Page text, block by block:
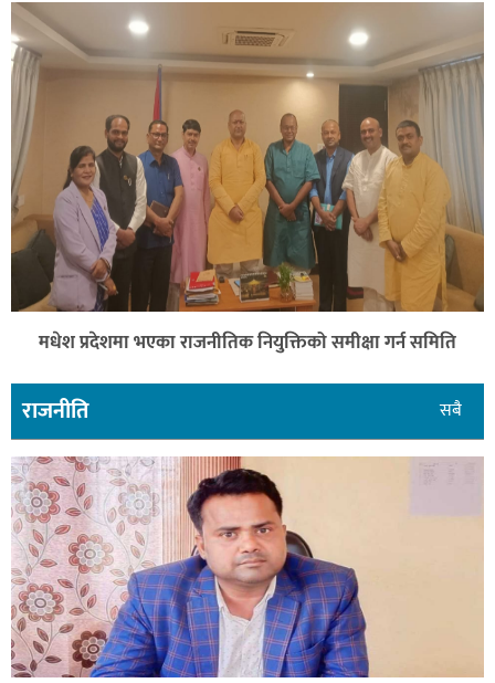
मधेश प्रदेशमा भएका राजनीतिक नियुक्तिको समीक्षा गर्न समिति
राजनीति सबै